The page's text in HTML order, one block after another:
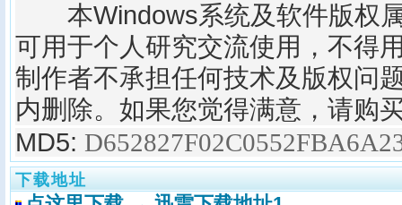
本Windows系统及软件版权
可用于个人研究交流使用，不得
制作者不承担任何技术及版权问
内删除。如果您觉得满意，请购
MD5:
下载地址